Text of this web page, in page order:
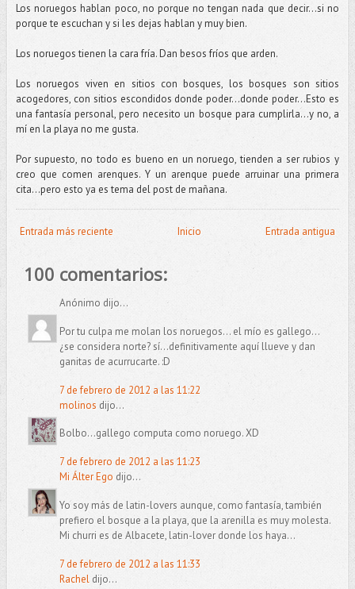
Los noruegos hablan poco, no porque no tengan nada que decir...si no
porque te escuchan y si les dejas hablan y muy bien.
Los noruegos tienen la cara fría. Dan besos fríos que arden.
Los noruegos viven en sitios con bosques, los bosques son sitios
acogedores, con sitios escondidos donde poder...donde poder…Esto es
una fantasía personal, pero necesito un bosque para cumplirla...y no, a
mí en la playa no me gusta.
Por supuesto, no todo es bueno en un noruego, tienden a ser rubios y
creo que comen arenques. Y un arenque puede arruinar una primera
cita…pero esto ya es tema del post de mañana.
Entrada más reciente Entrada antigua
Inicio
100 comentarios:
Anónimo dijo...
Por tu culpa me molan los noruegos... el mío es gallego...
¿se considera norte? sí...definitivamente aquí llueve y dan
ganitas de acurrucarte. :D
7 de febrero de 2012 a las 11:22
molinos dijo...
Bolbo...gallego computa como noruego. XD
7 de febrero de 2012 a las 11:23
Mi Álter Ego dijo...
Yo soy más de latin-lovers aunque, como fantasía, también
prefiero el bosque a la playa, que la arenilla es muy molesta.
Mi churri es de Albacete, latin-lover donde los haya...
7 de febrero de 2012 a las 11:33
Racheldijo...